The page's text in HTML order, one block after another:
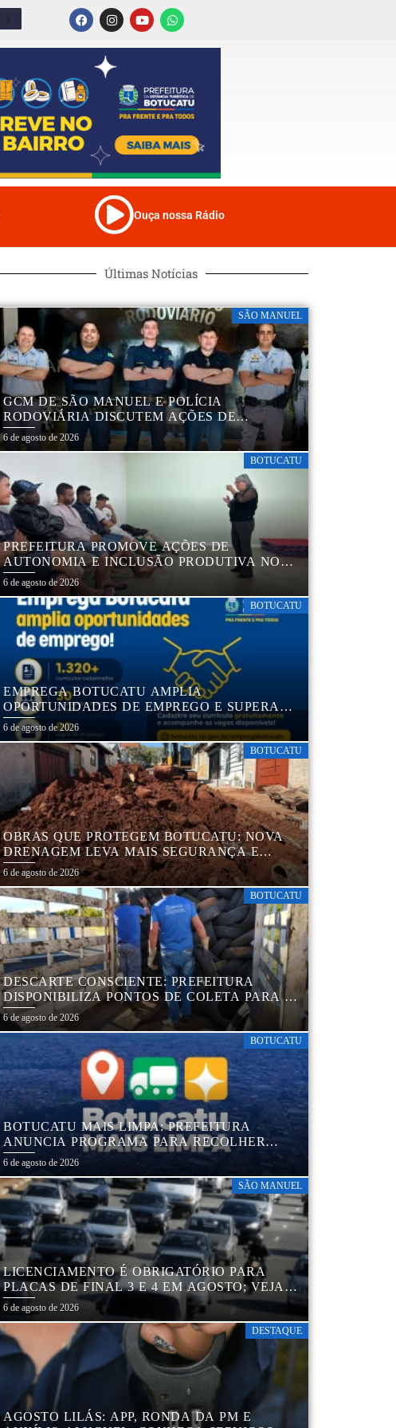
Ouça nossa Rádio
Últimas Notícias
SÃO MANUEL
GCM DE SÃO MANUEL E POLÍCIA
RODOVIÁRIA DISCUTEM AÇÕES DE
EDUCAÇÃO E SEGURANÇA NO TRÂNSITO
6 de agosto de 2026
BOTUCATU
PREFEITURA PROMOVE AÇÕES DE
AUTONOMIA E INCLUSÃO PRODUTIVA NO
CENTRO POP VIDA
6 de agosto de 2026
BOTUCATU
EMPREGA BOTUCATU AMPLIA
OPORTUNIDADES DE EMPREGO E SUPERA
1,3 MIL CURRÍCULOS CADASTRADOS
6 de agosto de 2026
BOTUCATU
OBRAS QUE PROTEGEM BOTUCATU: NOVA
DRENAGEM LEVA MAIS SEGURANÇA E
TRANQUILIDADE AOS MORADORES DA
COHAB 5
6 de agosto de 2026
BOTUCATU
DESCARTE CONSCIENTE: PREFEITURA
DISPONIBILIZA PONTOS DE COLETA PARA O
DESCARTE AMBIENTALMENTE CORRETO DE
PNEUS, GARANTINDO DESTINAÇÃO
ADEQUADA E PRESERVAÇÃO AMBIENTAL
6 de agosto de 2026
BOTUCATU
BOTUCATU MAIS LIMPA: PREFEITURA
ANUNCIA PROGRAMA PARA RECOLHER
MÓVEIS, PNEUS, COLCHÕES E OUTROS
MATERIAIS SEM USO
6 de agosto de 2026
SÃO MANUEL
LICENCIAMENTO É OBRIGATÓRIO PARA
PLACAS DE FINAL 3 E 4 EM AGOSTO; VEJA
CALENDÁRIO
6 de agosto de 2026
DESTAQUE
AGOSTO LILÁS: APP, RONDA DA PM E